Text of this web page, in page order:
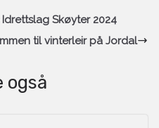
Skøyter 2024
til vinterleir på Jordal
også